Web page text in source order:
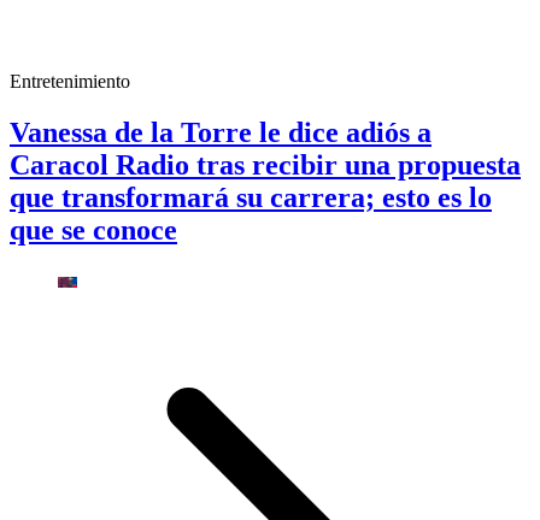
Entretenimiento
Vanessa de la Torre le dice adiós a
Caracol Radio tras recibir una propuesta
que transformará su carrera; esto es lo
que se conoce